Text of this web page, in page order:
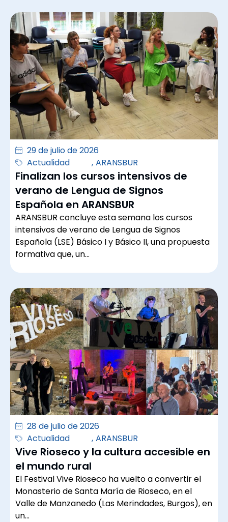
29 de julio de 2026
Actualidad
, ARANSBUR
Finalizan los cursos intensivos de
verano de Lengua de Signos
Española en ARANSBUR
ARANSBUR concluye esta semana los cursos
intensivos de verano de Lengua de Signos
Española (LSE) Básico I y Básico II, una propuesta
formativa que, un…
28 de julio de 2026
Actualidad
, ARANSBUR
Vive Rioseco y la cultura accesible en
el mundo rural
El Festival Vive Rioseco ha vuelto a convertir el
Monasterio de Santa María de Rioseco, en el
Valle de Manzanedo (Las Merindades, Burgos), en
un…